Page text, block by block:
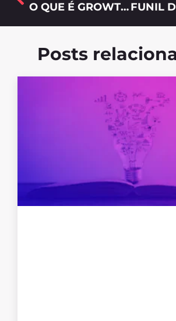
O QUE É GROWTH MARKETING E COMO APLICAR NA MINHA EMPRESA?
Posts